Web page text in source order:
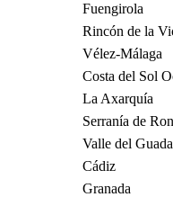
Fuengirola
Rincón de la
Vélez-Málaga
Costa del Sol
La Axarquía
Serranía de
Valle del
Cádiz
Granada